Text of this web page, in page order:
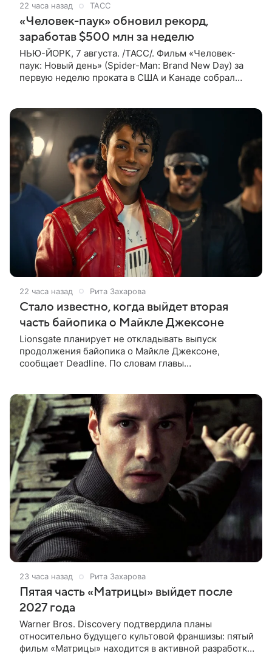
22 часа назад ТАСС
«Человек-паук» обновил рекорд,
заработав $500 млн за неделю
НЬЮ-ЙОРК, 7 августа. /ТАСС/. Фильм «Человек-
паук: Новый день» (Spider-Man: Brand New Day) за
первую неделю проката в США и Канаде собрал
22 часа назад Рита Захарова
Стало известно, когда выйдет вторая
часть байопика о Майкле Джексоне
Lionsgate планирует не откладывать выпуск
продолжения байопика о Майкле Джексоне,
сообщает Deadline. По словам главы
конце
23 часа назад Рита Захарова
Пятая часть «Матрицы» выйдет после
2027 года
Warner Bros. Discovery подтвердила планы
относительно будущего культовой франшизы: пятый
фильм «Матрицы» находится в активной разработке